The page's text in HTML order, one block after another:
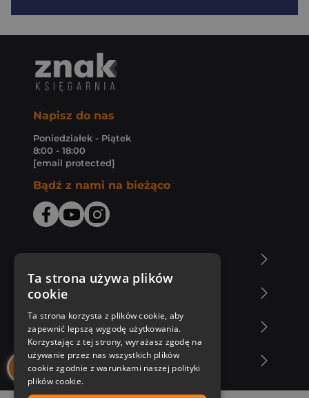
Napisz do nas
Poniedziałek - Piątek
8:00 - 18:00
[email protected]
Bądź z nami na bieżąco
Zakupy u nas
Nasza oferta
Nasi autorzy
Ta strona używa plików
cookie
Ta strona korzysta z plików cookie, aby
zapewnić lepszą wygodę użytkowania.
Korzystając z tej strony, wyrażasz zgodę na
używanie przez nas wszystkich plików
cookie zgodnie z warunkami naszej polityki
plików cookie.